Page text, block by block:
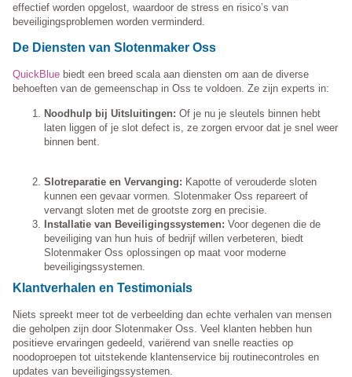
effectief worden opgelost, waardoor de stress en risico’s van
beveiligingsproblemen worden verminderd.
De Diensten van Slotenmaker Oss
QuickBlue biedt een breed scala aan diensten om aan de diverse
behoeften van de gemeenschap in Oss te voldoen. Ze zijn experts in:
Noodhulp bij Uitsluitingen: Of je nu je sleutels binnen hebt
laten liggen of je slot defect is, ze zorgen ervoor dat je snel weer
binnen bent.
Slotreparatie en Vervanging: Kapotte of verouderde sloten
kunnen een gevaar vormen. Slotenmaker Oss repareert of
vervangt sloten met de grootste zorg en precisie.
Installatie van Beveiligingssystemen: Voor degenen die de
beveiliging van hun huis of bedrijf willen verbeteren, biedt
Slotenmaker Oss oplossingen op maat voor moderne
beveiligingssystemen.
Klantverhalen en Testimonials
Niets spreekt meer tot de verbeelding dan echte verhalen van mensen
die geholpen zijn door Slotenmaker Oss. Veel klanten hebben hun
positieve ervaringen gedeeld, variërend van snelle reacties op
noodoproepen tot uitstekende klantenservice bij routinecontroles en
updates van beveiligingssystemen.